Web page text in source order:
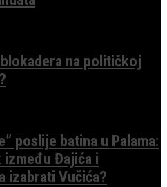
na političkoj
poslije batina u Palama:
između Đajića i
izabrati Vučića?